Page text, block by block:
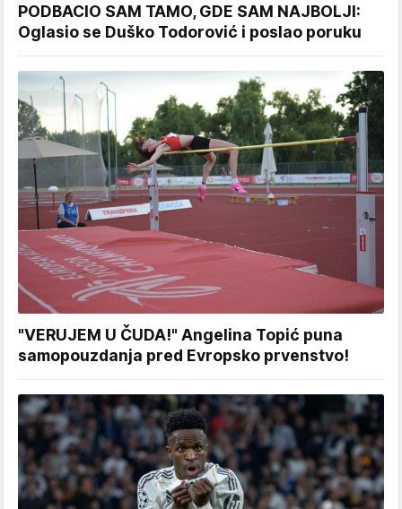
PODBACIO SAM TAMO, GDE SAM NAJBOLJI:
Oglasio se Duško Todorović i poslao poruku
"VERUJEM U ČUDA!" Angelina Topić puna
samopouzdanja pred Evropsko prvenstvo!